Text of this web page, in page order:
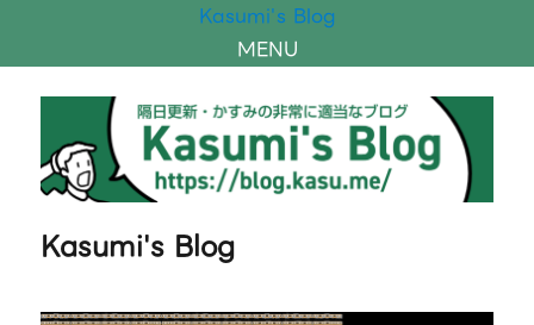
Kasumi's Blog
MENU
Kasumi's Blog